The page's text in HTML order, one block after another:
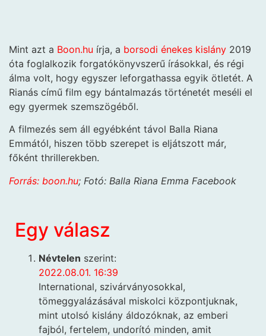
Mint azt a Boon.hu írja, a borsodi énekes kislány 2019
óta foglalkozik forgatókönyvszerű írásokkal, és régi
álma volt, hogy egyszer leforgathassa egyik ötletét. A
Rianás című film egy bántalmazás történetét meséli el
egy gyermek szemszögéből.
A filmezés sem áll egyébként távol Balla Riana
Emmától, hiszen több szerepet is eljátszott már,
főként thrillerekben.
Forrás: boon.hu; Fotó: Balla Riana Emma Facebook
Egy válasz
Névtelen szerint:
2022.08.01. 16:39
International, szivárványosokkal,
tömeggyalázásával miskolci központjuknak,
mint utolsó kislány áldozóknak, az emberi
fajból, fertelem, undorító minden, amit